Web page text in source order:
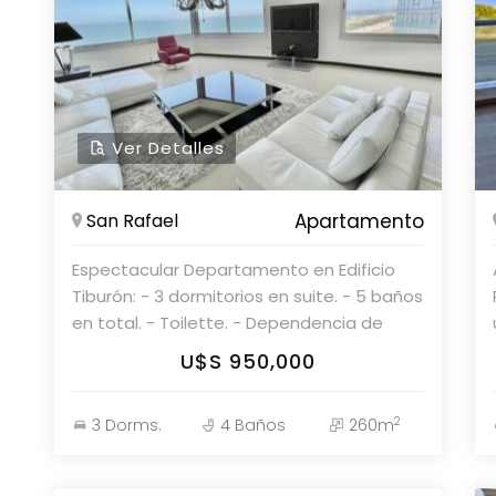
Ver Detalles
San Rafael Apartamento
Espectacular Departamento en Edificio
Tiburón: - 3 dormitorios en suite. - 5 baños
en total. - Toilette. - Dependencia de
servicio con baño. - Amplio living comedor
con vista al mar. - Cocina definida con
con baño. Apartamento en San Rafael -
U$S 950,000
3 Dorms. 4 Baños 260m2